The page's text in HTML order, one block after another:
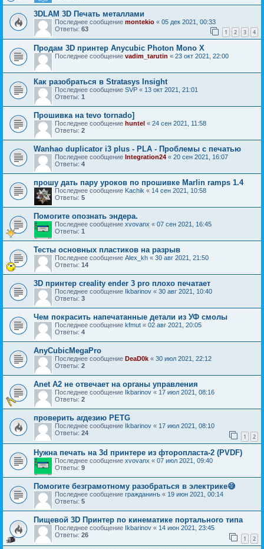
3DLAM 3D Печать металлами
Последнее сообщение montekio « 05 дек 2021, 00:33
Ответы: 63 1 2 3 4
Продам 3D принтер Anycubic Photon Mono X
Последнее сообщение vadim_tarutin « 23 окт 2021, 22:00
Как разобраться в Stratasys Insight
Последнее сообщение SVP « 13 окт 2021, 21:01
Ответы: 1
Прошивка на tevo tornado]
Последнее сообщение huntel « 24 сен 2021, 11:58
Ответы: 2
Wanhao duplicator i3 plus - PLA - Проблемы с печатью
Последнее сообщение Integration24 « 20 сен 2021, 16:07
Ответы: 4
прошу дать пару уроков по прошивке Marlin ramps 1.4
Последнее сообщение Kachik « 14 сен 2021, 10:58
Ответы: 5
Помогите опознать эндера.
Последнее сообщение xvovanx « 07 сен 2021, 16:45
Ответы: 1
Тесты основных пластиков на разрыв
Последнее сообщение Alex_kh « 30 авг 2021, 21:50
Ответы: 14
3D принтер creality ender 3 pro плохо печатает
Последнее сообщение Ikbarinov « 30 авг 2021, 10:40
Ответы: 3
Чем покрасить напечатанные детали из УФ смолы
Последнее сообщение kfmut « 02 авг 2021, 20:05
Ответы: 4
AnyCubicMegaPro
Последнее сообщение DeaD0k « 30 июл 2021, 22:12
Ответы: 2
Anet A2 не отвечает на органы управления
Последнее сообщение Ikbarinov « 17 июл 2021, 08:16
Ответы: 2
проверить агдезию PETG
Последнее сообщение Ikbarinov « 17 июл 2021, 08:10
Ответы: 24 1 2
Нужна печать на 3d принтере из фторопласта-2 (PVDF)
Последнее сообщение xvovanx « 07 июл 2021, 09:40
Ответы: 9
Помогите безграмотному разобраться в электрике😅
Последнее сообщение гражданинъ « 19 июн 2021, 00:14
Ответы: 5
Пищевой 3D Принтер по кинематике портального типа
Последнее сообщение Ikbarinov « 14 июн 2021, 23:45
Ответы: 26 1 2